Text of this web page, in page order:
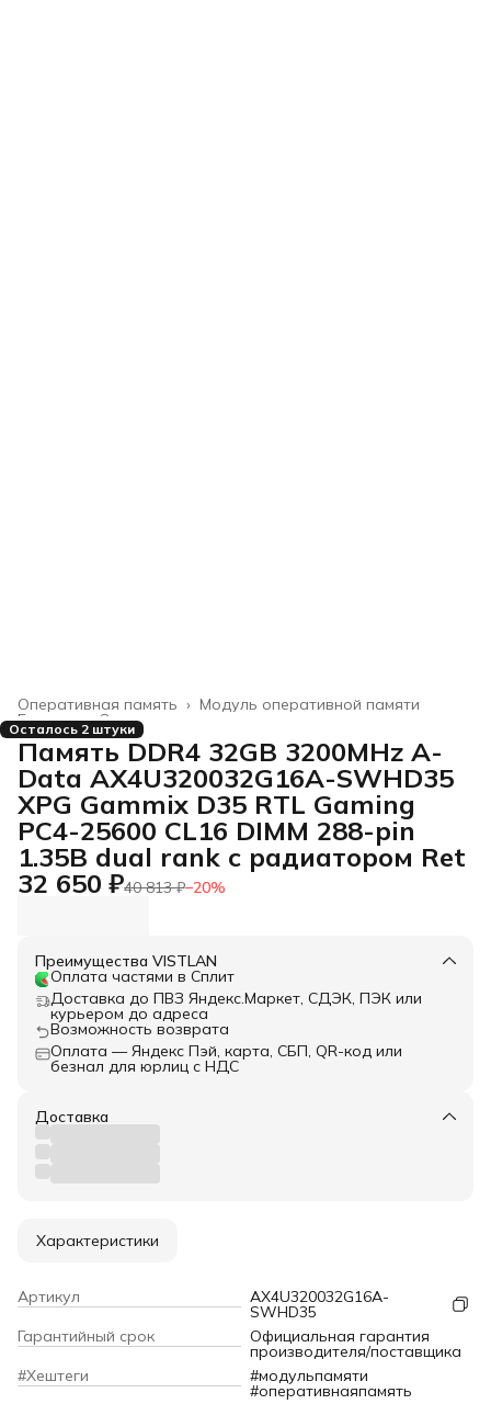
Модуль оперативной памяти
Оперативная память ›
Электроника
Главная ›
Осталось 2 штуки
Память DDR4 32GB 3200MHz A-
Data AX4U320032G16A-SWHD35
XPG Gammix D35 RTL Gaming
PC4-25600 CL16 DIMM 288-pin
1.35В dual rank с радиатором Ret
32 650 ₽40 813 ₽−20%
Преимущества VISTLAN
Оплата частями в Сплит
Доставка до ПВЗ Яндекс.Маркет, СДЭК, ПЭК или
курьером до адреса
Возможность возврата
Оплата — Яндекс Пэй, карта, СБП, QR-код или
безнал для юрлиц с НДС
Доставка
Характеристики
Артикул AX4U320032G16A-
SWHD35
Гарантийный срок
Официальная гарантия
производителя/поставщика
#Хештеги
#модульпамяти
#оперативнаяпамять